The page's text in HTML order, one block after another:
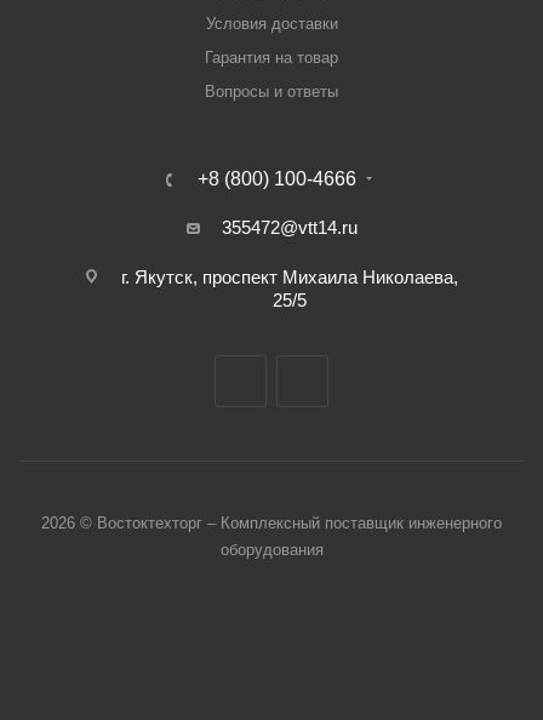
Условия доставки
Гарантия на товар
Вопросы и ответы
+8 (800) 100-4666
355472@vtt14.ru
г. Якутск, проспект Михаила Николаева,
25/5
2026 © Востоктехторг – Комплексный поставщик инженерного
оборудования